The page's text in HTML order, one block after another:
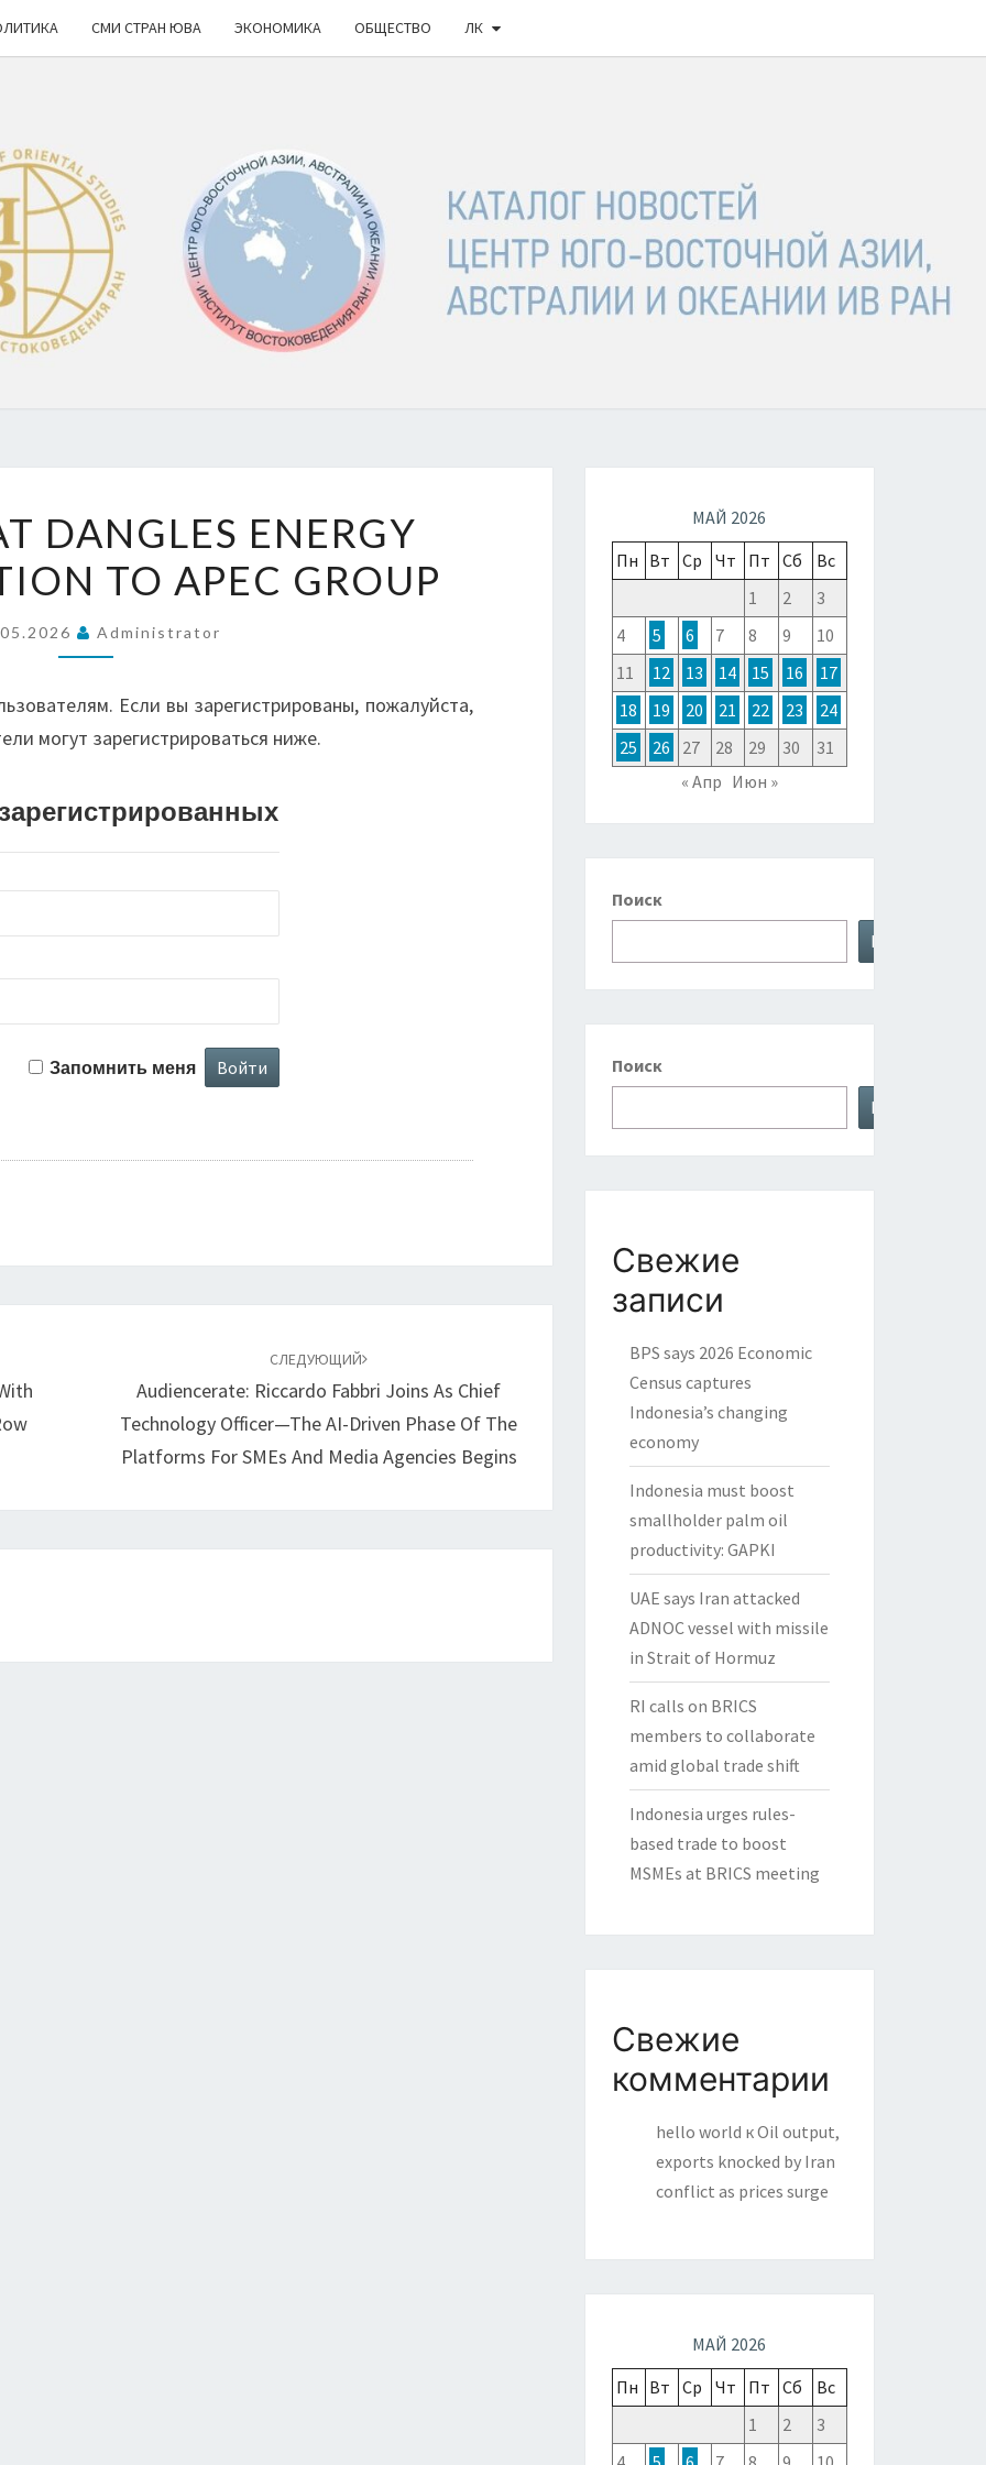
СМИ СТРАН ЮВА ЭКОНОМИКА ОБЩЕСТВО ЛК
КАТАЛОГ
НОВОСТЕЙ
ВОСТОЧНОЙ
АЗИИ,
АВСТРАЛИИ
И ОКЕАНИИ
ИВ
РАН
DIPLOMAT
DANGLES
ENERGY
DIVERSIFICATION
APEC
GROUP
DANGLES ENERGY
TO APEC GROUP
Administrator
Если вы зарегистрированы, пожалуйста,
могут зарегистрироваться ниже.
Запомнить меня
СЛЕДУЮЩИЙ
Audiencerate: Riccardo Fabbri Joins As Chief
Technology Officer—The AI-Driven Phase Of The
Platforms For SMEs And Media Agencies Begins
МАЙ 2026
Пн Вт Ср Чт Пт Сб
Вс
1
2
3
4
5 6 7 8 9
10
11
12 13 14 15 16
17
18
19 20 21 22 23
24
25
26 27 28 29 30
31
« Апр Июн »
Поиск
Поиск
Поиск
Поиск
Свежие
записи
BPS says 2026 Economic
Census captures
Indonesia’s changing
economy
Indonesia must boost
smallholder palm oil
productivity: GAPKI
UAE says Iran attacked
ADNOC vessel with missile
in Strait of Hormuz
RI calls on BRICS
members to collaborate
amid global trade shift
Indonesia urges rules-
based trade to boost
MSMEs at BRICS meeting
Свежие
комментарии
hello world кOil output,
exports knocked by Iran
conflict as prices surge
МАЙ 2026
Пн Вт Ср Чт Пт Сб
Вс
1
2
3